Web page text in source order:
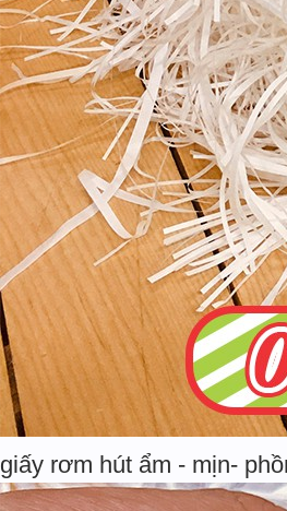
giấy rơm hút ẩm - mịn-